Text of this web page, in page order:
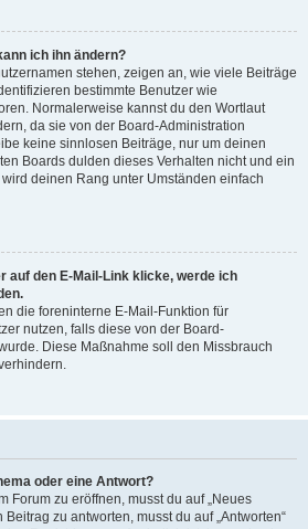
ich ihn ändern?
stehen, zeigen an, wie viele Beiträge
bestimmte Benutzer wie
Normalerweise kannst du den Wortlaut
da sie von der Board-Administration
keine sinnlosen Beiträge, nur um deinen
Boards dulden dieses Verhalten nicht und ein
deinen Rang unter Umständen einfach
auf den E-Mail-Link klicke, werde ich
die foreninterne E-Mail-Funktion für
nutzen, falls diese von der Board-
Diese Maßnahme soll den Missbrauch
oder eine Antwort?
Forum zu eröffnen, musst du auf „Neues
zu antworten, musst du auf „Antworten“